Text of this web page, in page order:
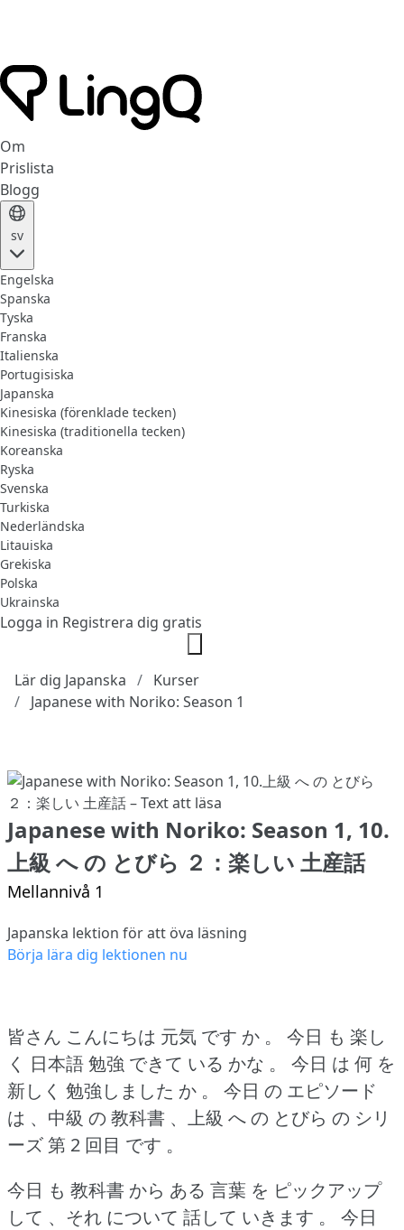
Om
Prislista
Blogg
sv
Engelska
Spanska
Tyska
Franska
Italienska
Portugisiska
Japanska
Kinesiska (förenklade tecken)
Kinesiska (traditionella tecken)
Koreanska
Ryska
Svenska
Turkiska
Nederländska
Litauiska
Grekiska
Polska
Ukrainska
Logga in Registrera dig gratis
Lär dig Japanska
Kurser
Japanese with Noriko: Season 1
Japanese with Noriko: Season 1, 10.
上級 へ の とびら ２：楽しい 土産話
Mellannivå 1
Japanska lektion för att öva läsning
Börja lära dig lektionen nu
皆さん こんにちは 元気 です か 。
今日 も 楽し
く 日本語 勉強 できて いる かな 。
今日 は 何 を
新しく 勉強しました か 。
今日 の エピソード
は 、中級 の 教科書 、上級 へ の とびら の シリ
ーズ 第 2 回目 です 。
今日 も 教科書 から ある 言葉 を ピックアップ
して 、それ について 話して いきます 。
今日